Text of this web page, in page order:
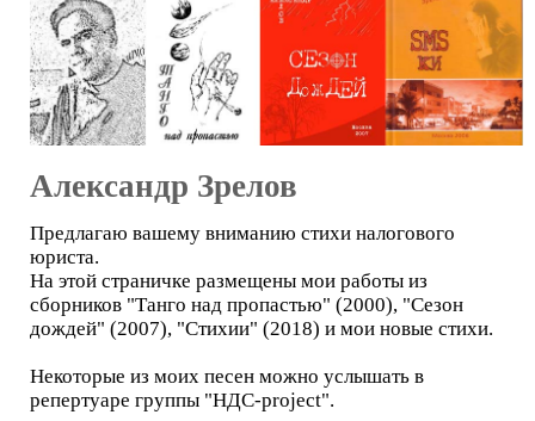
Александр Зрелов
Предлагаю вашему вниманию стихи налогового
юриста.
На этой страничке размещены мои работы из
сборников "Танго над пропастью" (2000), "Сезон
дождей" (2007), "Стихии" (2018) и мои новые стихи.
Некоторые из моих песен можно услышать в
репертуаре группы "НДС-project".